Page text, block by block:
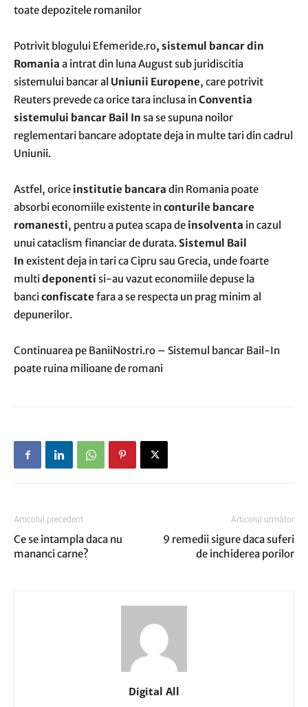
toate depozitele romanilor
Potrivit blogului Efemeride.ro, sistemul bancar din
Romania a intrat din luna August sub juridiscitia
sistemului bancar al Uniunii Europene, care potrivit
Reuters prevede ca orice tara inclusa inConventia
sistemului bancar Bail In sa se supuna noilor
reglementari bancare adoptate deja in multe tari din cadrul
Uniunii.
Astfel, orice institutie bancara din Romania poate
absorbi economiile existente inconturile bancare
romanesti, pentru a putea scapa de insolventa in cazul
unui cataclism financiar de durata.Sistemul Bail
In existent deja in tari ca Cipru sau Grecia, unde foarte
multideponenti si-au vazut economiile depuse la
banciconfiscate fara a se respecta un prag minim al
depunerilor.
Continuarea pe BaniiNostri.ro – Sistemul bancar Bail-In
poate ruina milioane de romani
Articolul precedent
Ce se intampla daca nu
mananci carne?
Articolul următor
9 remedii sigure daca suferi
de inchiderea porilor
Digital All